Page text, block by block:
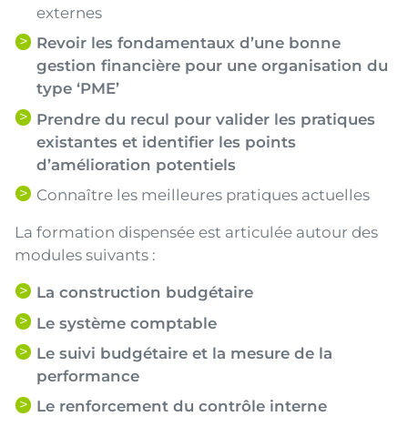
externes
Revoir les fondamentaux d’une bonne
gestion financière pour une organisation du
type ‘PME’
Prendre du recul pour valider les pratiques
existantes et identifier les points
d’amélioration potentiels
Connaître les meilleures pratiques actuelles
La formation dispensée est articulée autour des
modules suivants :
La construction budgétaire
Le système comptable
Le suivi budgétaire et la mesure de la
performance
Le renforcement du contrôle interne